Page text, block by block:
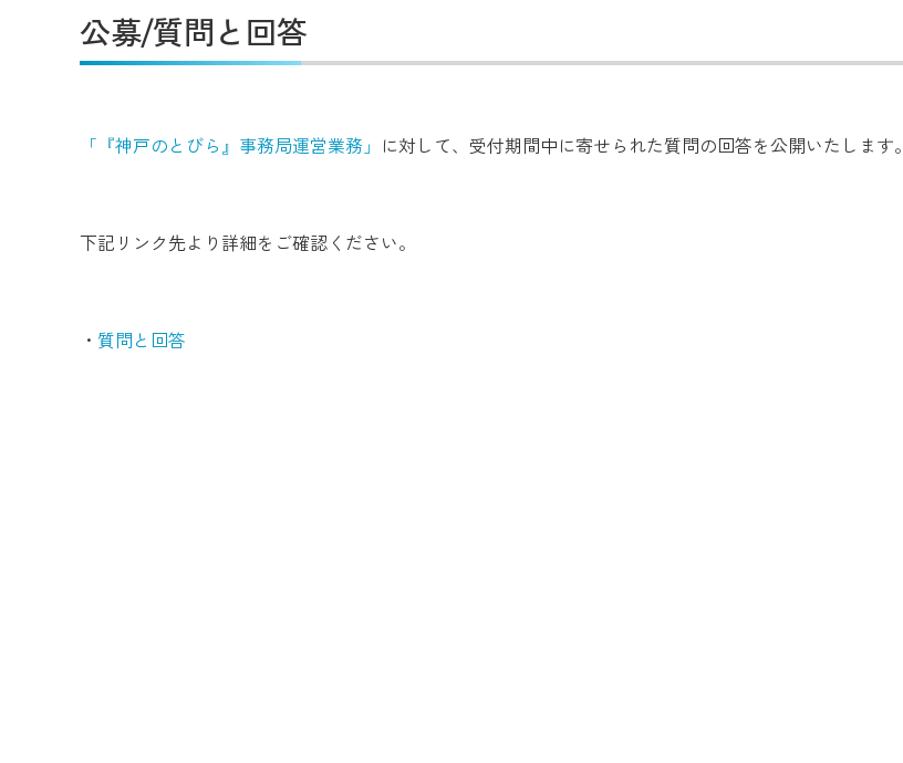
公募/質問と回答
「『神戸のとびら』事務局運営業務」 に対して、受付期間中に寄せられた質問の回答を公開いたします。
下記リンク先より詳細をご確認ください。
・ 質問と回答